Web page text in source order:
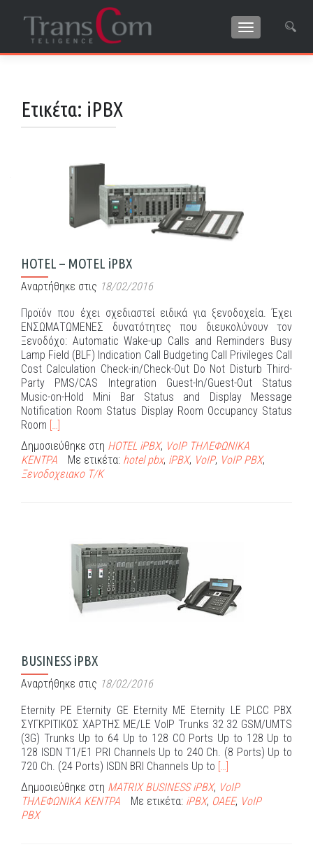
ΕΝΑΛΛΑΓΉ
Ετικέτα: iPBX
HOTEL – MOTEL iPBX
Αναρτήθηκε στις 18/02/2016
Προϊόν που έχει σχεδιαστεί ειδικά για ξενοδοχεία. Έχει
ΕΝΣΩΜΑΤΩΜΕΝΕΣ δυνατότητες που διευκολύνουν τον
Ξενοδόχο: Automatic Wake-up Calls and Reminders Busy
Lamp Field (BLF) Indication Call Budgeting Call Privileges Call
Cost Calculation Check-in/Check-Out Do Not Disturb Third-
Party PMS/CAS Integration Guest-In/Guest-Out Status
Music-on-Hold Mini Bar Status and Display Message
Notification Room Status Display Room Occupancy Status
Room Διαβάστε
περισσότερα
για
HOTEL
–
[…]
Δημοσιεύθηκε στη HOTEL iPBX, VoIP ΤΗΛΕΦΩΝΙΚΑ
ΚΕΝΤΡΑ
Με ετικέτα: hotel pbx, iPBX, VoIP, VoIP PBX,
Ξενοδοχειακο Τ/Κ
BUSINESS iPBX
Αναρτήθηκε στις 18/02/2016
Eternity PE Eternity GE Eternity ME Eternity LE PLCC PBX
ΣΥΓΚΡΙΤΙΚΟΣ ΧΑΡΤΗΣ ΜΕ/LE VoIP Trunks 32 32 GSM/UMTS
(3G) Trunks Up to 64 Up to 128 CO Ports Up to 128 Up to
128 ISDN T1/E1 PRI Channels Up to 240 Ch. (8 Ports) Up to
720 Ch. (24 Ports) ISDN BRI Channels Up to Διαβάστε
για
BUSINESS
[…]
Δημοσιεύθηκε στη MATRIX BUSINESS iPBX, VoIP
ΤΗΛΕΦΩΝΙΚΑ ΚΕΝΤΡΑ
Με ετικέτα: iPBX, OAEE, VoIP
PBX